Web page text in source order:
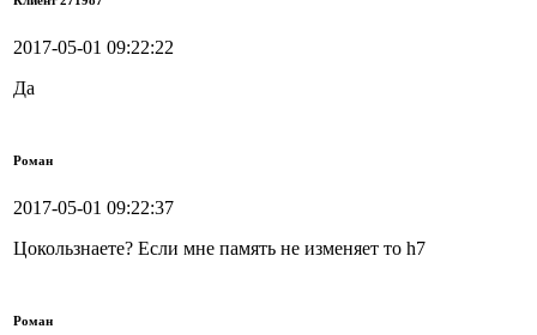
2017-05-01 09:22:22
Да
Роман
2017-05-01 09:22:37
Цокользнаете? Если мне память не изменяет то h7
Роман